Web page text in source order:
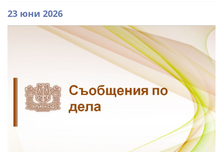
23 юни 2026